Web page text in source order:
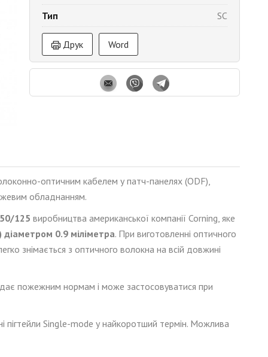
Тип
SC
Друк Word
оптичним кабелем у патч-панелях (ODF),
обладнанням.
125 виробництва американської компанії Corning, яке
діаметром 0.9 міліметра. При виготовленні оптичного
знімається з оптичного волокна на всій довжині
пожежним нормам і може застосовуватися при
пігтейли Single-mode у найкоротший термін. Можлива